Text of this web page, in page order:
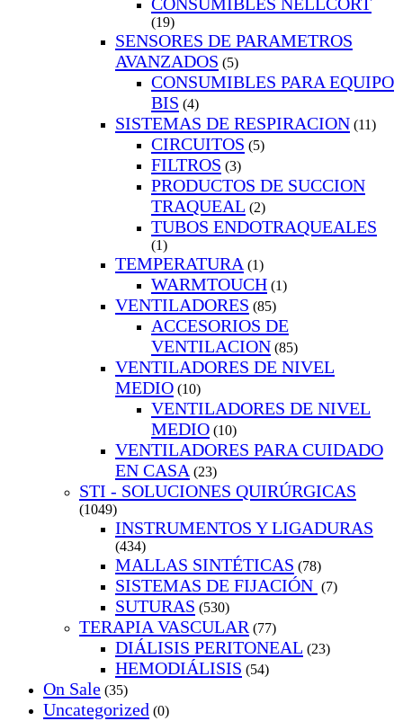
(19)
SENSORES DE PARAMETROS
AVANZADOS (5)
CONSUMIBLES PARA EQUIPO
BIS (4)
SISTEMAS DE RESPIRACION (11)
CIRCUITOS (5)
FILTROS (3)
PRODUCTOS DE SUCCION
TRAQUEAL (2)
TUBOS ENDOTRAQUEALES
(1)
TEMPERATURA (1)
WARMTOUCH (1)
VENTILADORES (85)
ACCESORIOS DE
VENTILACION (85)
VENTILADORES DE NIVEL
MEDIO (10)
VENTILADORES DE NIVEL
MEDIO (10)
VENTILADORES PARA CUIDADO
EN CASA (23)
STI - SOLUCIONES QUIRÚRGICAS
(1049)
INSTRUMENTOS Y LIGADURAS
(434)
MALLAS SINTÉTICAS (78)
SISTEMAS DE FIJACIÓN (7)
SUTURAS (530)
TERAPIA VASCULAR (77)
DIÁLISIS PERITONEAL (23)
HEMODIÁLISIS (54)
On Sale (35)
Uncategorized (0)